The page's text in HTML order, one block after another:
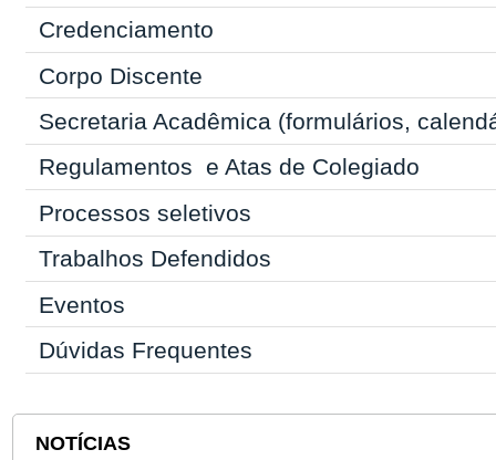
Credenciamento
Corpo Discente
Secretaria Acadêmica (formulários,
Regulamentos e Atas de Colegiado
Processos seletivos
Trabalhos Defendidos
Eventos
Dúvidas Frequentes
NOTÍCIAS